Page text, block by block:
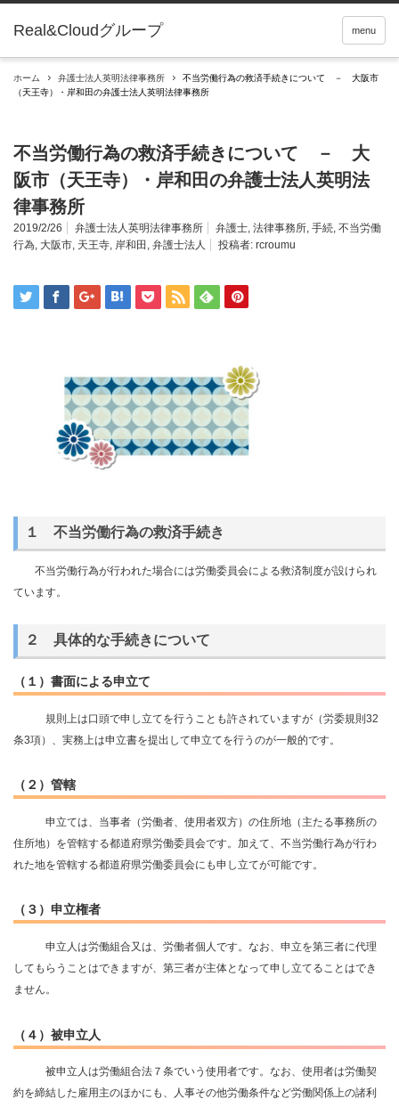
Real&Cloudグループ menu
ホーム 弁護士法人英明法律事務所
不当労働行為の救済手続きについて － 大阪市
（天王寺）・岸和田の弁護士法人英明法律事務所
不当労働行為の救済手続きについて － 大
阪市（天王寺）・岸和田の弁護士法人英明法
律事務所
2019/2/26 弁護士法人英明法律事務所 弁護士, 法律事務所, 手続, 不当労働
行為, 大阪市, 天王寺, 岸和田 , 弁護士法人 投稿者: rcroumu
１ 不当労働行為の救済手続き
不当労働行為が行われた場合には労働委員会による救済制度が設けられ
ています。
２ 具体的な手続きについて
（１）書面による申立て
規則上は口頭で申し立てを行うことも許されていますが（労委規則32
条3項）、実務上は申立書を提出して申立てを行うのが一般的です。
（２）管轄
申立ては、当事者（労働者、使用者双方）の住所地（主たる事務所の
住所地）を管轄する都道府県労働委員会です。加えて、不当労働行為が行わ
れた地を管轄する都道府県労働委員会にも申し立てが可能です。
（３）申立権者
申立人は労働組合又は、労働者個人です。なお、申立を第三者に代理
してもらうことはできますが、第三者が主体となって申し立てることはでき
ません。
（４）被申立人
被申立人は労働組合法７条でいう使用者です。なお、使用者は労働契
約を締結した雇用主のほかにも、人事その他労働条件など労働関係上の諸利